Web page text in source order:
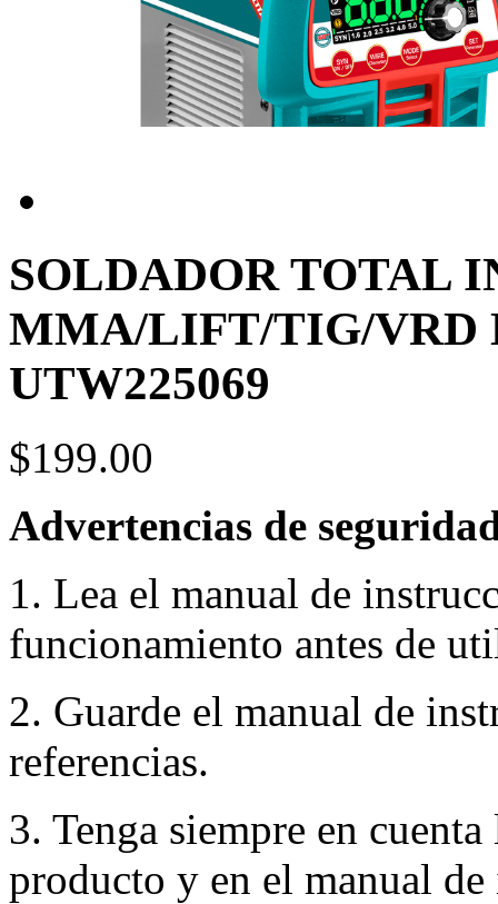
SOLDADOR TOTAL
MMA/LIFT/TIG/VRD
UTW225069
$199.00
Advertencias de
1. Lea el manual de
funcionamiento antes de
2. Guarde el manual de
referencias.
3. Tenga siempre en
producto y en el manual